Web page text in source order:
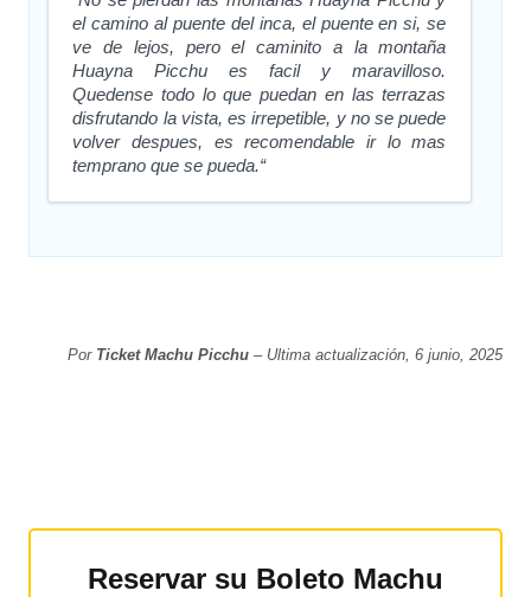
el camino al puente del inca, el puente en si, se
ve de lejos, pero el caminito a la montaña
Huayna Picchu es facil y maravilloso.
Quedense todo lo que puedan en las terrazas
disfrutando la vista, es irrepetible, y no se puede
volver despues, es recomendable ir lo mas
temprano que se pueda.“
Por Ticket Machu Picchu– Ultima actualización, 6 junio, 2025
Reservar su Boleto Machu